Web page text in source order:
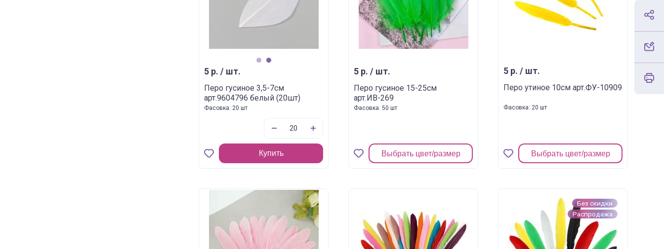
5 р. / шт.
Перо гусиное 3,5-7см
арт.9604796 белый (20шт)
Фасовка: 20 шт
Купить
5 р. / шт.
Перо гусиное 15-25см
арт.ИВ-269
Фасовка: 50 шт
Выбрать цвет/размер
5 р. / шт.
Перо утиное 10см арт.ФУ-10909
Фасовка: 20 шт
Выбрать цвет/размер
Без скидки
Распродажа